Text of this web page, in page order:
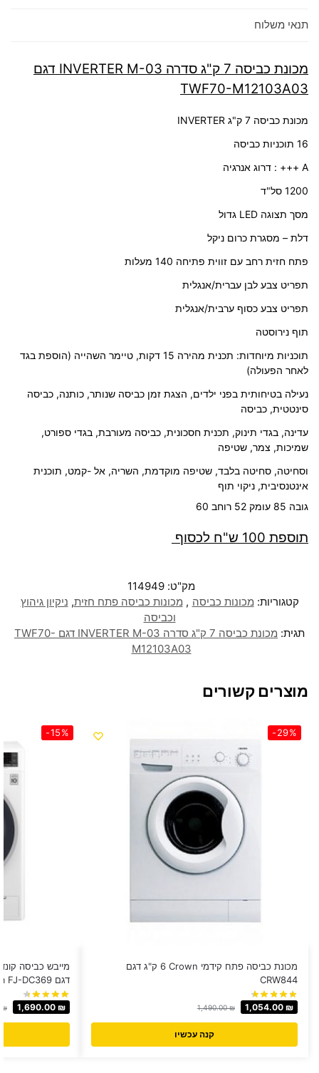
תנאי משלוח
מכונת כביסה 7 ק"ג סדרה INVERTER M-03 דגם
TWF70-M12103A03
מכונת כביסה 7 ק"ג INVERTER
16 תוכניות כביסה
A +++ : דרוג אנרגיה
1200 סל"ד
מסך תצוגה LED גדול
דלת – מסגרת כרום ניקל
פתח חזית רחב עם זווית פתיחה 140 מעלות
תפריט צבע לבן עברית/אנגלית
תפריט צבע כסוף ערבית/אנגלית
תוף נירוסטה
תוכניות מיוחדות: תכנית מהירה 15 דקות, טיימר השהייה (הוספת בגד
לאחר הפעולה)
נעילה בטיחותית בפני ילדים, הצגת זמן כביסה שנותר, כותנה, כביסה
סינטטית, כביסה
עדינה, בגדי תינוק, תכנית חסכונית, כביסה מעורבת, בגדי ספורט,
שמיכות, צמר, שטיפה
וסחיטה, סחיטה בלבד, שטיפה מוקדמת, השריה, אל -קמט, תוכנית
אינטנסיבית, ניקוי תוף
גובה 85 עומק 52 רוחב 60
תוספת 100 ש"ח לכסוף
מק"ט: 114949
קטגוריות: מכונות כביסה , מכונות כביסה פתח חזית, ניקיון גיהוץ
וכביסה
תגית:
מכונת כביסה 7 ק"ג סדרה INVERTER M-03 דגם TWF70-
M12103A03
מוצרים קשורים
-29%
מכונת כביסה ‏פתח קידמי Crown ‏6 ‏ק"ג דגם
CRW844
1,490.00₪ 1,054.00 ₪
קנה עכשיו
-15%
דגם Fujicom FJ-DC369
₪ 1,690.00 ₪